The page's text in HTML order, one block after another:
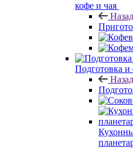
кофе и чая
Назад
Подготовка и
Назад